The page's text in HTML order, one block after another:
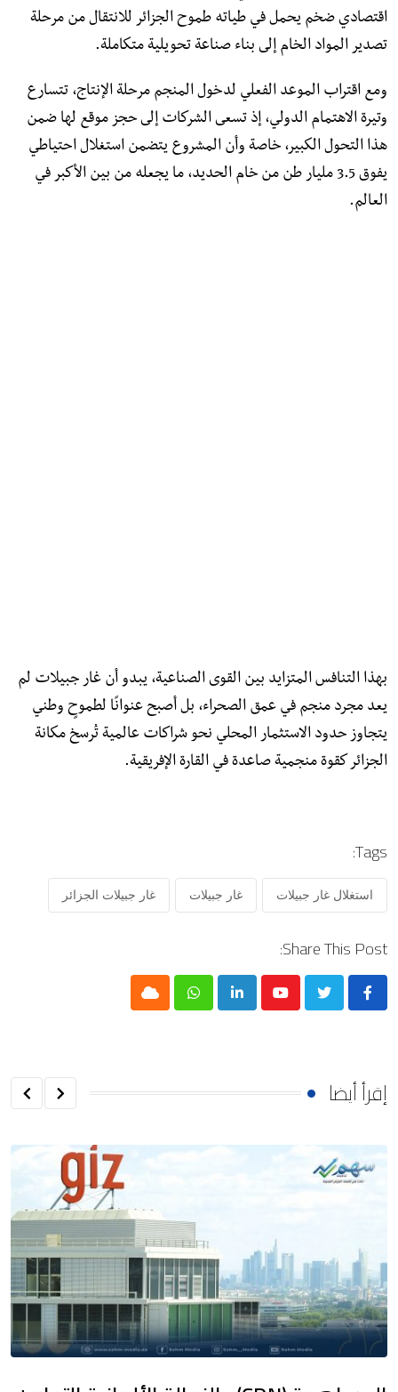
اقتصادي ضخم يحمل في طياته طموح الجزائر للانتقال من مرحلة
تصدير المواد الخام إلى بناء صناعة تحويلية متكاملة.
ومع اقتراب الموعد الفعلي لدخول المنجم مرحلة الإنتاج، تتسارع
وتيرة الاهتمام الدولي، إذ تسعى الشركات إلى حجز موقع لها ضمن
هذا التحول الكبير، خاصة وأن المشروع يتضمن استغلال احتياطي
يفوق 3.5 مليار طن من خام الحديد، ما يجعله من بين الأكبر في
العالم.
بهذا التنافس المتزايد بين القوى الصناعية، يبدو أن غار جبيلات لم
يعد مجرد منجم في عمق الصحراء، بل أصبح عنوانًا لطموحٍ وطني
يتجاوز حدود الاستثمار المحلي نحو شراكات عالمية تُرسخ مكانة
الجزائر كقوة منجمية صاعدة في القارة الإفريقية.
Tags:
استغلال غار جبيلات غار جبيلات غار جبيلات الجزائر
Share This Post:
Youtube
LinkedIn
Whatsapp
Cloud
إقرأ أيضا